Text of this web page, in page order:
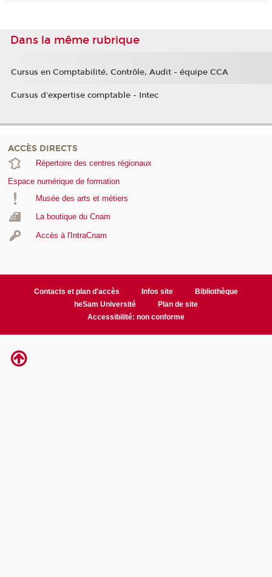
Dans la même rubrique
Cursus en Comptabilité, Contrôle, Audit - équipe CCA
Cursus d'expertise comptable - Intec
ACCÈS DIRECTS
Répertoire des centres régionaux
Espace numérique de formation
Musée des arts et métiers
La boutique du Cnam
Accès à l'IntraCnam
Contacts et plan d'accès Infos site
Bibliothèque
heSam Université
Plan de site
Accessibilité: non conforme